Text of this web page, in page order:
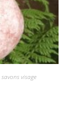
savons visage